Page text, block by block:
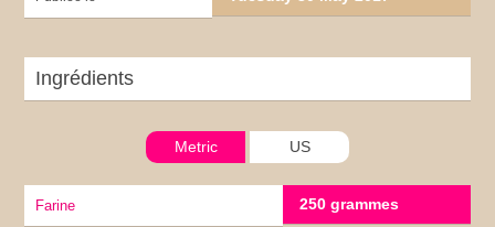
Ingrédients
Metric US
Farine 250 grammes